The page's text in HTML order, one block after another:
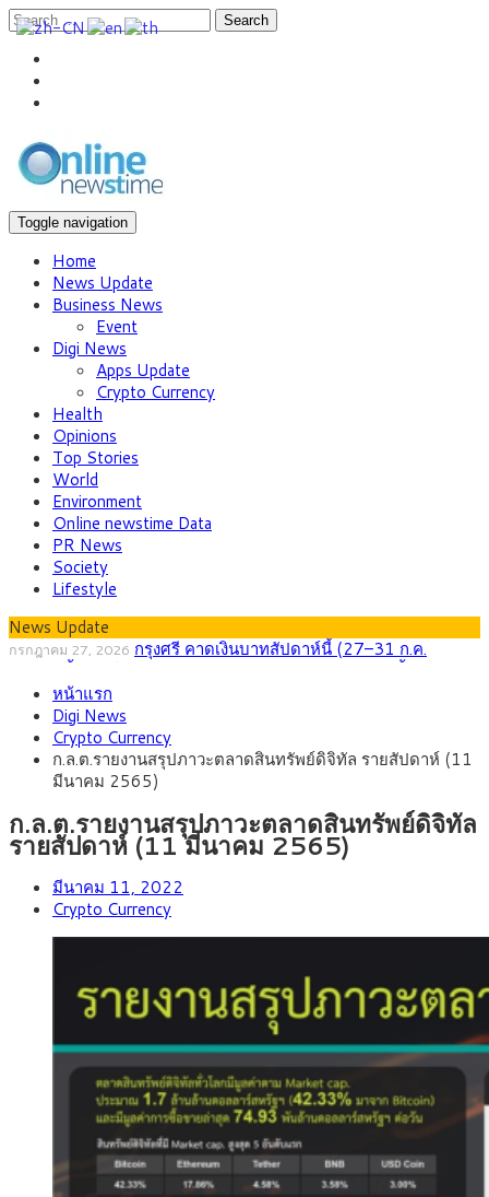
Search
Toggle navigation
Home
News Update
Business News
Event
Digi News
Apps Update
Crypto Currency
Health
Opinions
Top Stories
World
Environment
Online newstime Data
PR News
Society
Lifestyle
News Update
กรกฎาคม 27, 2026 กรุงศรี คาดเงินบาทสัปดาห์นี้ (27–31 ก.ค.
หน้ารถไฟฟ้าสงขลา โมโนเรล 12.54 กม. เชื่อมเมืองหาดใหญ่
สิงหาคม 4, 2026
หัวเพียง 2,618 บาท เสนอทบทวนจัดสรรงบให้สอดคล้องภาระงาน
จริง
สิงหาคม 3, 2026 กรุงศรี คาดเงินบาทสัปดาห์นี้ซื้อขายในกรอบ
33.00-33.60 ติดตามข้อมูลจ้างงานสหรัฐฯ
สิงหาคม 1, 2026 “เอกนิติ” เปิดเครื่องยนต์เศรษฐกิจใหม่ของไทย เดิน
หน้า 5 ยุทธศาสตร์ รื้อโครงสร้างเศรษฐกิจ ดันไทยโตเต็มศักยภาพ
กรกฎาคม 27, 2026 ภัยเงียบใกล้ตัวเด็ก LSD “แสตมป์เมา” ยาเสพติด
ลายการ์ตูน กรมศุลกากร เตือนผู้ปกครองเฝ้าระวัง หลังยึดล็อตใหญ่
จากเยอรมนี
หน้าแรก
Digi News
Crypto Currency
ก.ล.ต.รายงานสรุปภาวะตลาดสินทรัพย์ดิจิทัล รายสัปดาห์ (11
มีนาคม 2565)
ก.ล.ต.รายงานสรุปภาวะตลาดสินทรัพย์ดิจิทัล
รายสัปดาห์ (11 มีนาคม 2565)
มีนาคม 11, 2022
Crypto Currency